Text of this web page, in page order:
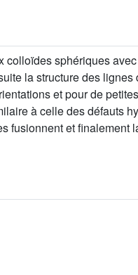
sphériques
la structure des
et pour de
à celle des défauts
fusionnent et finalement